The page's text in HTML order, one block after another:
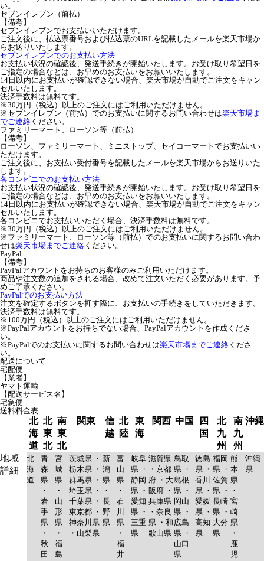
い。
セブンイレブン（前払）
【備考】
セブンイレブンでお支払いいただけます。
ご注文後に、払込票番号および払込票のURLを記載したメールを楽天市場か
らお送りいたします。
セブンイレブンでのお支払い方法
お支払い状況の確認後、発送手続きが開始いたします。お受け取り希望日を
ご指定の場合などは、お早めのお支払いをお願いいたします。
14日以内にお支払いが確認できない場合、楽天市場が自動でご注文をキャン
セルいたします。
決済手数料は無料です。
※30万円（税込）以上のご注文にはご利用いただけません。
※セブンイレブン（前払）でのお支払いに関するお問い合わせは楽天市場ま
でご連絡 ください。
ファミリーマート、ローソン等（前払）
【備考】
ローソン、ファミリーマート、ミニストップ、セイコーマートでお支払いい
ただけます。
ご注文後に、お支払い受付番号を記載したメールを楽天市場からお送りいた
します。
各コンビニでのお支払い方法
お支払い状況の確認後、発送手続きが開始いたします。お受け取り希望日を
ご指定の場合などは、お早めのお支払いをお願いいたします。
14日以内にお支払いが確認できない場合、楽天市場が自動でご注文をキャン
セルいたします。
各コンビニでお支払いいただく場合、決済手数料は無料です。
※30万円（税込）以上のご注文にはご利用いただけません。
※ファミリーマート、ローソン等（前払）でのお支払いに関するお問い合わ
せは楽天市場までご連絡 ください。
PayPal
【備考】
PayPalアカウントをお持ちのお客様のみご利用いただけます。
商品や注文数の追加をされる場合、改めて注文いただく必要があります。予
めご了承ください。
PayPalでのお支払い方法
注文を確定するボタンを押す際に、お支払いの手続きをしていただきます。
決済手数料は無料です。
※100万円（税込）以上のご注文にはご利用いただけません。
※PayPalアカウントをお持ちでない場合、PayPalアカウントを作成くださ
い。
※PayPalでのお支払いに関するお問い合わせは楽天市場までご連絡 くださ
い。
配送について
宅配便
【業者】
ヤマト運輸
【配送サービス名】
宅急便
送料料金表
北
海
道
北
東
北
南
東
北
関東
信
越
北
陸
東
海
関西 中国
四
国
北
九
州
南
九
州
沖縄
地域
詳細
北
海
道
青
森
県
・
岩
手
県
・
秋
田
宮
城
県
・
山
形
県
・
福
島
茨城県 ・
栃木県 ・
群馬県 ・
埼玉県 ・
千葉県 ・
東京都 ・
神奈川県
・山梨県
新
潟
県
・
長
野
県
富
山
県
・
石
川
県
・
福
井
岐阜
県 ・
静岡
県 ・
愛知
県 ・
三重
県
滋賀県
・京都
府 ・大
阪府 ・
兵庫県
・奈良
県 ・和
歌山県
鳥取
県 ・
島根
県 ・
岡山
県 ・
広島
県 ・
山口
県
徳島
県 ・
香川
県 ・
愛媛
県 ・
高知
県
福岡
県 ・
佐賀
県 ・
長崎
県 ・
大分
県
熊
本
県
・
宮
崎
県
・
鹿
児
沖縄
県